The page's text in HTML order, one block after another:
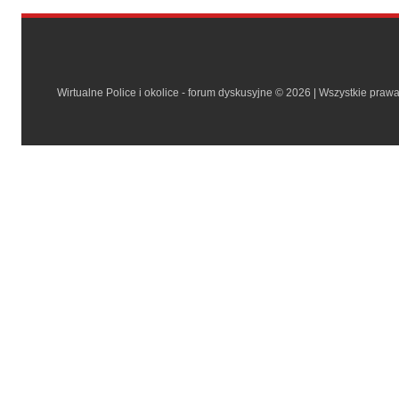
Wirtualne Police i okolice - forum dyskusyjne © 2026 | Wszystkie